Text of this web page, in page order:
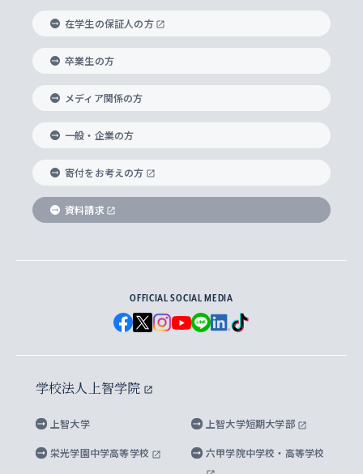
外国語学部
総合グローバル学部
国際教養学部
理工学部
Futures） – 持続可能な未来を考える６学科連携
思考と表現
データサイエンス
上智大学で学ぶ
海外で学ぶ
大学院
神学研究科
実践宗教学研究科
総合人間科学研究科
経済学研究科
グローバル・スタディーズ研究科
助産学専攻科
生涯学習
グローバル・コンサーン研究所
比較文化研究所
ヨーロッパ研究所
アジア文化研究所
アメリカ・カナダ研究所
メディア・ジャーナリズム研究所
水稀少社会研究センター
先進機械・構造材料イノベーションセンター
重点領域研究・自由課題研究
研究活動に関する法令・研究費の使用について
心身の健康相談
ハラスメント防止の取り組み
障がいのある学生への支援
キャリア形成サポート
キャリア形成支援プログラム
就職（内定先）・進路統計
企業の採用ご担当者様へのご案内
住まいのサポート
研究生・外国人特別研究生・国費留学生
交換留学生(海外大学から上智大学で学ぶ)
ノンディグリー生
Sophia Short-term Program受講生
学費・奨学金
学部入学前に出願する奨学金
国による高等教育の修学支援新制度
大学院生対象の奨学金
海外留学する際の費用と奨学金
上智大学の理念
上智大学の沿革
ソフィア・アーカイブズ
上智大学とカトリック
グローバルエンゲージメント
上智大学を訪れた世界の知性
国連Weeks・アフリカWeeks
ダイバーシティ＆サステナビリティへの取り組み
上智大学公式ソーシャルメディア
学校法人上智学院について
数字で見る上智大学
上智大学のネットワーク
父母・保証人とのネットワーク
学外とのネットワーク
上智大学の出版物
上智大学大学案内・大学院案内
英文広報誌 SOPHIA magazine
上智大学のビジュアル・アイデンティティ
上智大学ビジュアル・アイデンティティ
上智大学校歌 ・上智大学学生歌
上智大学への取材・キャンパスでの撮影について
上智大学の公開情報
上智大学の教育研究活動等の情報公表
キャンパス案内
在学生の保証人の方
卒業生の方
メディア関係の方
一般・企業の方
寄付をお考えの方
資料請求
OFFICIAL SOCIAL MEDIA
学校法人上智学院
上智大学 上智大学短期大学部
栄光学園中学高等学校 六甲学院中学校・高等学校